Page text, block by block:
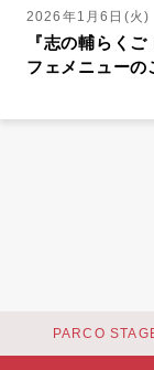
2026年1月6日(火)
『志の輔らく
フェメニューの
PARCO